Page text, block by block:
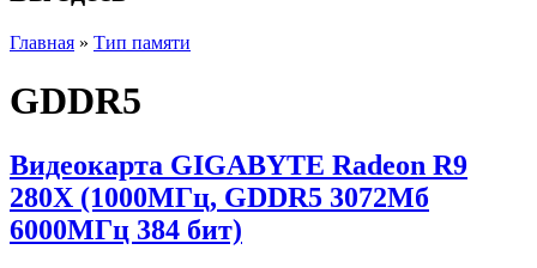
Главная » Тип памяти
GDDR5
Видеокарта GIGABYTE Radeon R9
280X (1000МГц, GDDR5 3072Мб
6000МГц 384 бит)